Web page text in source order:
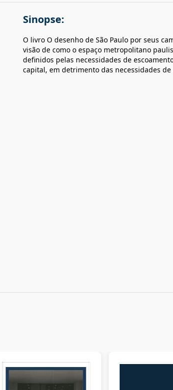
Sinopse:
O livro O desenho de São Paulo por seus
visão de como o espaço metropolitano
definidos pelas necessidades de
capital, em detrimento das necessidades